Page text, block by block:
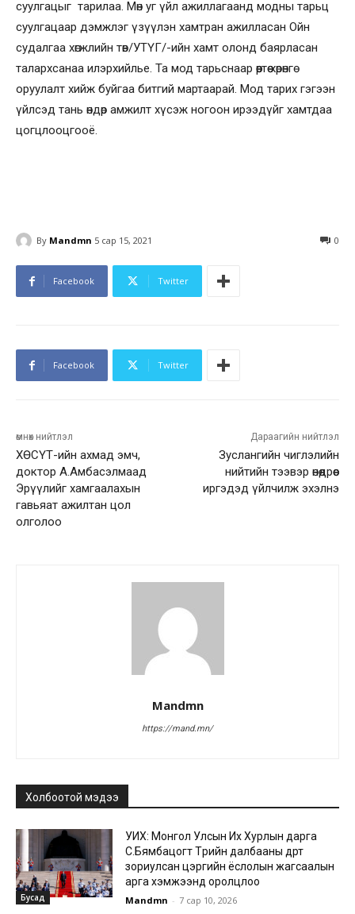
суулгацыг тарилаа. Мөн уг үйл ажиллагаанд модны тарьц
суулгацаар дэмжлэг үзүүлэн хамтран ажилласан Ойн
судалгаа хөгжлийн төв/УТҮГ/-ийн хамт олонд баярласан
талархсанаа илэрхийлье. Та мод тарьснаар өөртөө хөрөнгө
оруулалт хийж буйгаа битгий мартаарай. Мод тарих гэгээн
үйлсэд тань өндөр амжилт хүсэж ногоон ирээдүйг хамтдаа
цогцлооцгооё.
By Mandmn 5 сар 15, 2021 0
Facebook Twitter
Facebook Twitter
өмнөх нийтлэл
ХӨСҮТ-ийн ахмад эмч,
доктор А.Амбасэлмаад
Эрүүлийг хамгаалахын
гавьяат ажилтан цол
олголоо
Дараагийн нийтлэл
Зуслангийн чиглэлийн
нийтийн тээвэр өнөөдрөөс
иргэдэд үйлчилж эхэлнэ
Mandmn
https://mand.mn/
Холбоотой мэдээ
Бусад
УИХ: Монгол Улсын Их Хурлын дарга
С.Бямбацогт Төрийн далбааны өдөрт
зориулсан цэргийн ёслолын жагсаалын
арга хэмжээнд оролцлоо
Mandmn - 7 сар 10, 2026